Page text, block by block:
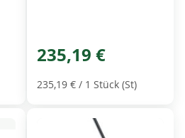
235,19 €
235,19 € / 1 Stück (St)